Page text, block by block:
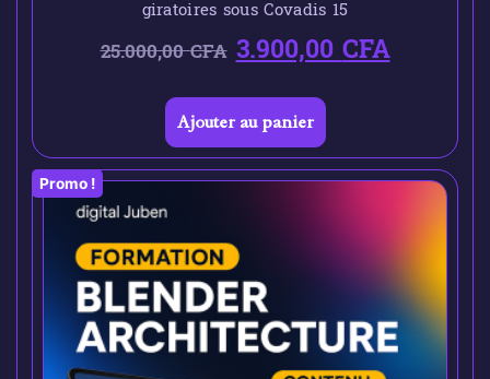
giratoires sous Covadis 15
25.000,00CFA 3.900,00CFA
Ajouter au panier
Promo !